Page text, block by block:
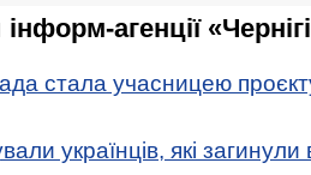
агенції
стала учасницею
українців, які загинули